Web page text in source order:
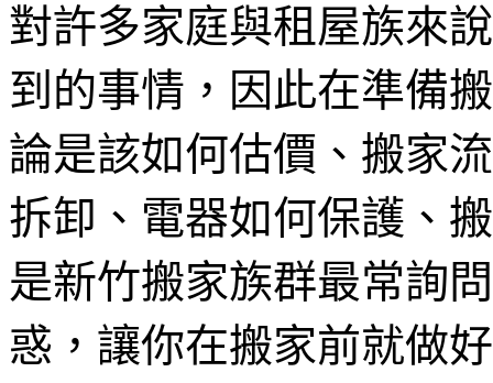
對許多家庭與租屋族來
到的事情，因此在準備
論是該如何估價、搬家
拆卸、電器如何保護、
是新竹搬家族群最常詢
惑，讓你在搬家前就做